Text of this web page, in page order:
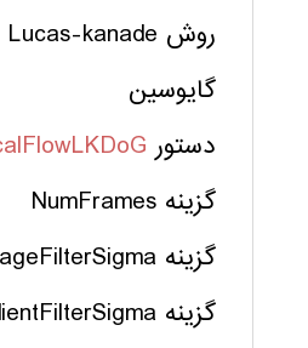
گایوسین
دستور
گزینه NumFrames
گزینه ImageFilterSigma
گزینه GradientFilterSigma